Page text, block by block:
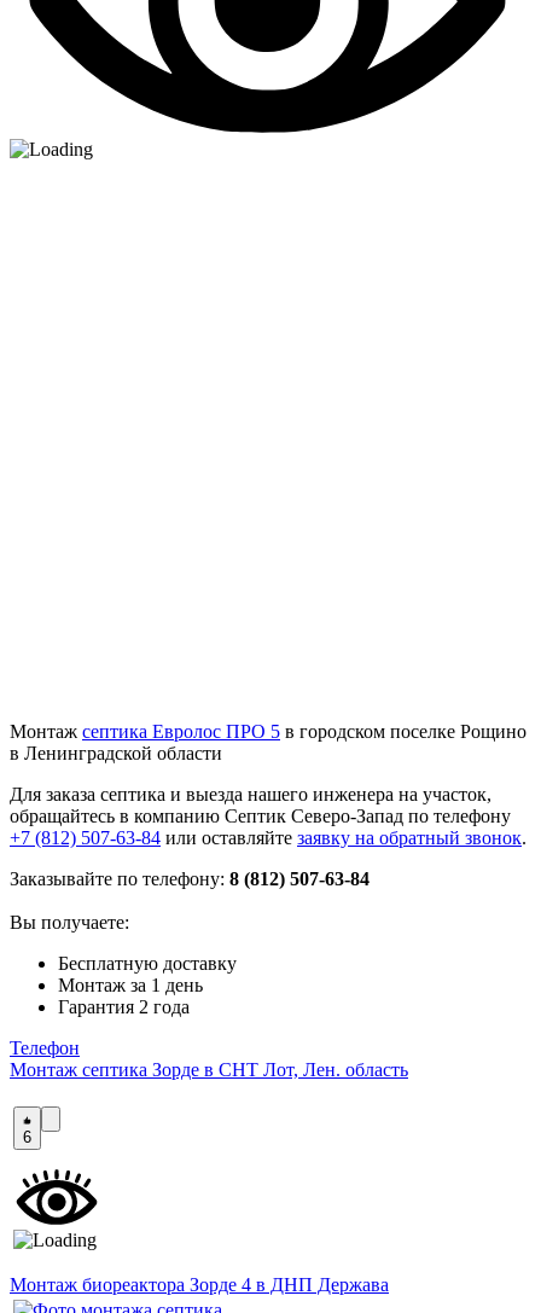
Монтаж септика Евролос ПРО 5 в городском поселке Рощино
в Ленинградской области
Для заказа септика и выезда нашего инженера на участок,
обращайтесь в компанию Септик Северо-Запад по телефону
+7 (812) 507-63-84 или оставляйте заявку на обратный звонок.
Заказывайте по телефону: 8 (812) 507-63-84
Вы получаете:
Бесплатную доставку
Монтаж за 1 день
Гарантия 2 года
Телефон
Монтаж септика Зорде в СНТ Лот, Лен. область
6
Монтаж биореактора Зорде 4 в ДНП Держава